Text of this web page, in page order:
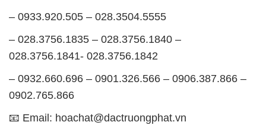
– 0933.920.505 – 028.3504.5555
– 028.3756.1835 – 028.3756.1840 –
028.3756.1841- 028.3756.1842
– 0932.660.696 – 0901.326.566 – 0906.387.866 –
0902.765.866
📧 Email: hoachat@dactruongphat.vn